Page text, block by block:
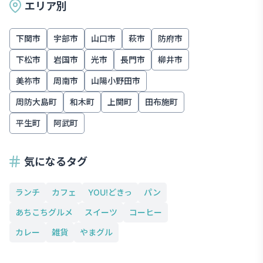
エリア別
下関市 宇部市 山口市 萩市 防府市
下松市 岩国市 光市 長門市 柳井市
美祢市 周南市 山陽小野田市
周防大島町 和木町 上関町 田布施町
平生町 阿武町
気になるタグ
ランチ カフェ YOU!どきっ
パン
あちこちグルメ
スイーツ
コーヒー
カレー
雑貨 やまグル